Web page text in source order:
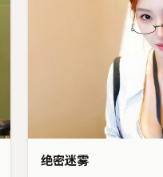
绝密迷雾